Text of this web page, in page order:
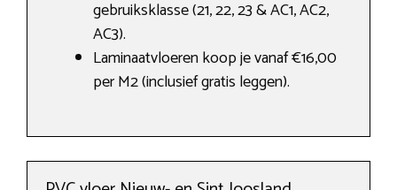
gebruiksklasse (21, 22, 23 & AC1, AC2,
AC3).
Laminaatvloeren koop je vanaf €16,00
per M2 (inclusief gratis leggen).